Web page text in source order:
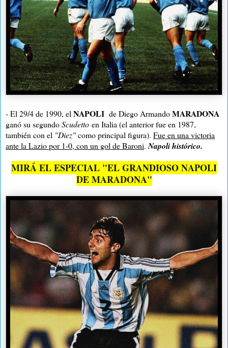
- El 29/4 de 1990, elNAPOLI de Diego ArmandoMARADONA
ganó su segundoScudetto en Italia (el anterior fue en 1987,
también con el "Diez"como principal figura). Fue en una victoria
ante la Lazio por 1-0, con un gol de Baroni.Napoli histórico.
MIRÁ EL ESPECIAL "EL GRANDIOSO NAPOLI
DE MARADONA"